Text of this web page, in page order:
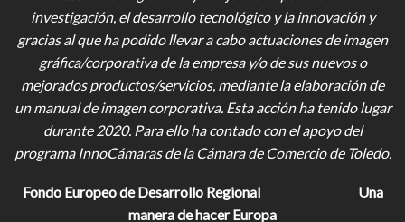
investigación, el desarrollo tecnológico y la innovación y
gracias al que ha podido llevar a cabo actuaciones de imagen
gráfica/corporativa de la empresa y/o de sus nuevos o
mejorados productos/servicios, mediante la elaboración de
un manual de imagen corporativa. Esta acción ha tenido lugar
durante 2020. Para ello ha contado con el apoyo del
programa InnoCámaras de la Cámara de Comercio de Toledo.
Fondo Europeo de Desarrollo Regional
Una
manera de hacer Europa